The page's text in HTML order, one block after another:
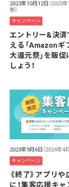
2023年10月12日 （2023
新）
キャンペーン
エントリー&決済
える「Amazonギ
大還元祭」を販促
しょう！
2023年9月6日 （2024年4
キャンペーン
《終了》アプリ
に！集客応援キ